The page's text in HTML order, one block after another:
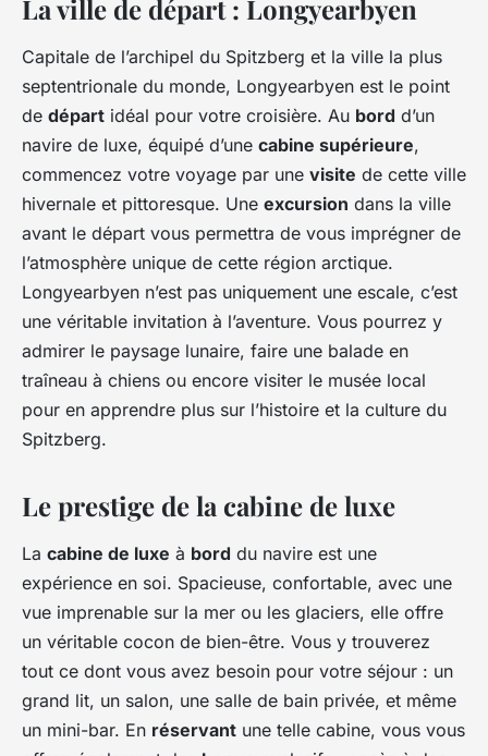
La ville de départ : Longyearbyen
Capitale de l’archipel du Spitzberg et la ville la plus
septentrionale du monde, Longyearbyen est le point
de départ idéal pour votre croisière. Au bord d’un
navire de luxe, équipé d’une cabine supérieure,
commencez votre voyage par une visite de cette ville
hivernale et pittoresque. Une excursion dans la ville
avant le départ vous permettra de vous imprégner de
l’atmosphère unique de cette région arctique.
Longyearbyen n’est pas uniquement une escale, c’est
une véritable invitation à l’aventure. Vous pourrez y
admirer le paysage lunaire, faire une balade en
traîneau à chiens ou encore visiter le musée local
pour en apprendre plus sur l’histoire et la culture du
Spitzberg.
Le prestige de la cabine de luxe
La cabine de luxe à bord du navire est une
expérience en soi. Spacieuse, confortable, avec une
vue imprenable sur la mer ou les glaciers, elle offre
un véritable cocon de bien-être. Vous y trouverez
tout ce dont vous avez besoin pour votre séjour : un
grand lit, un salon, une salle de bain privée, et même
un mini-bar. En réservant une telle cabine, vous vous